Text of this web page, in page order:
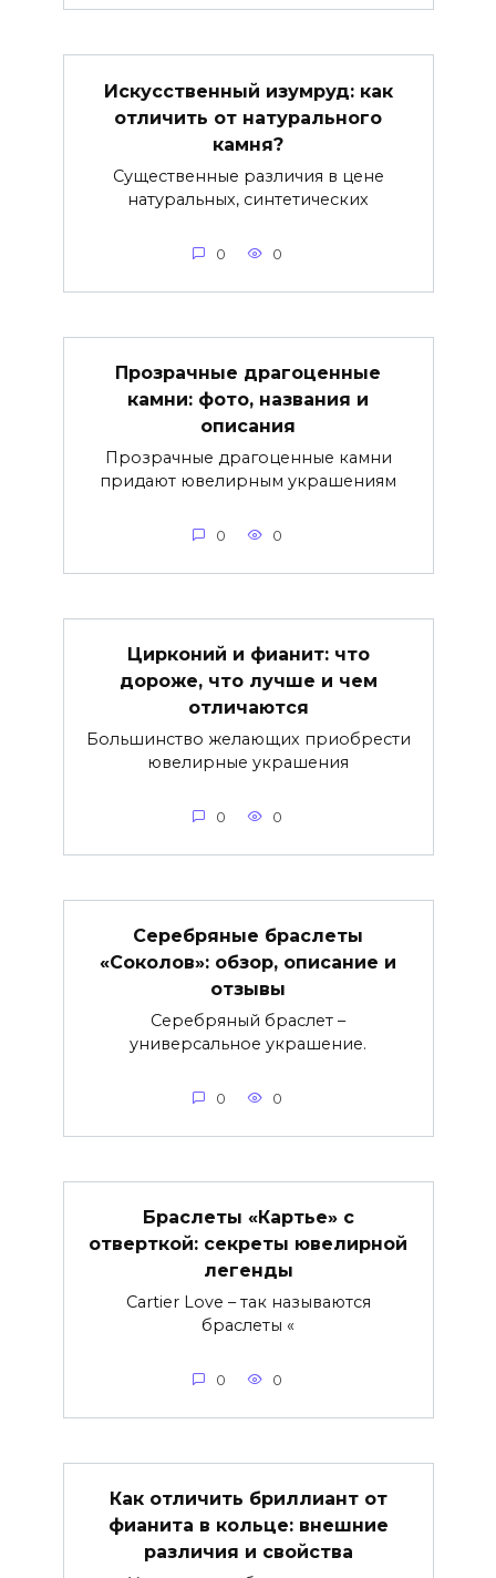
Искусственный изумруд: как
отличить от натурального
камня?
Существенные различия в цене
натуральных, синтетических
0 0
Прозрачные драгоценные
камни: фото, названия и
описания
Прозрачные драгоценные камни
придают ювелирным украшениям
0 0
Цирконий и фианит: что
дороже, что лучше и чем
отличаются
Большинство желающих приобрести
ювелирные украшения
0 0
Серебряные браслеты
«Соколов»: обзор, описание и
отзывы
Серебряный браслет –
универсальное украшение.
0 0
Браслеты «Картье» с
отверткой: секреты ювелирной
легенды
Cartier Love – так называются
браслеты «
0 0
Как отличить бриллиант от
фианита в кольце: внешние
различия и свойства